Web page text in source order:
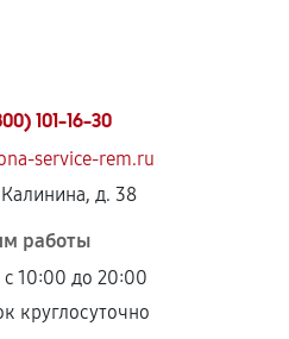
101-16-30
service-rem.ru
д. 38
работы
10:00 до 20:00
круглосуточно